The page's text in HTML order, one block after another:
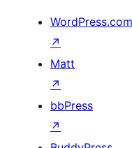
WordPress.com
↗
Matt
↗
bbPress
↗